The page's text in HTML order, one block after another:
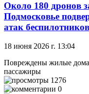
Около 180 дронов
Подмосковье
атак беспилотников
18 июня 2026 г. 13:04
Повреждены жилые
пассажиры
1276
0